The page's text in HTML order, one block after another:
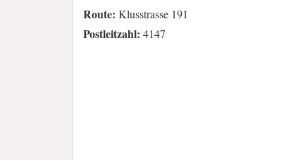
Route: Klusstrasse 191
Postleitzahl: 4147